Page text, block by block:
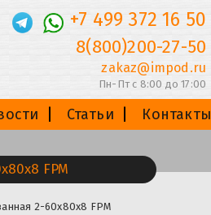
+7 499 372 16 50
8(800)200-27-50
zakaz@impod.ru
Пн-Пт с 8:00 до 17:00
Статьи Контакты
FPM
2-60х80х8 FPM